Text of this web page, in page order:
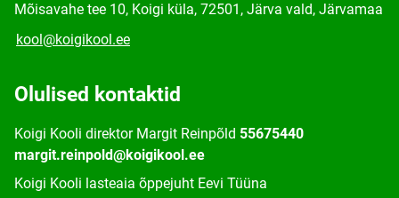
Mõisavahe tee 10, Koigi küla, 72501, Järva vald, Järvamaa
kool@koigikool.ee
Olulised kontaktid
Koigi Kooli direktor Margit Reinpõld 55675440
margit.reinpold@koigikool.ee
Koigi Kooli lasteaia õppejuht Eevi Tüüna